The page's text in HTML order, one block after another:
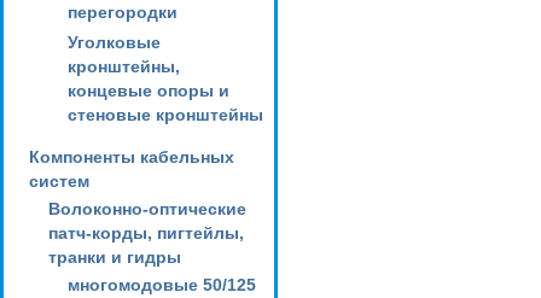
перегородки
Уголковые
кронштейны,
концевые опоры и
стеновые кронштейны
Компоненты кабельных
систем
Волоконно-оптические
патч-корды, пигтейлы,
транки и гидры
многомодовые 50/125